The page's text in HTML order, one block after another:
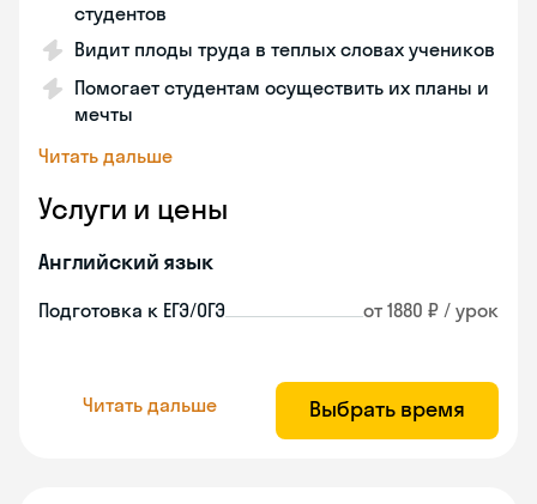
студентов
Видит плоды труда в теплых словах учеников
Помогает студентам осуществить их планы и
мечты
Читать дальше
Услуги и цены
Английский язык
Подготовка к ЕГЭ/ОГЭ от 1880 ₽ / урок
Читать дальше Выбрать время